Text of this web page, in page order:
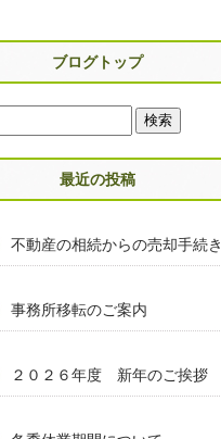
ブログトップ
最近の投稿
不動産の相続からの売却手続き
事務所移転のご案内
２０２６年度 新年のご挨拶